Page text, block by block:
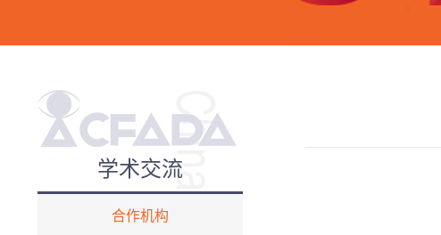
学术交流
合作机构